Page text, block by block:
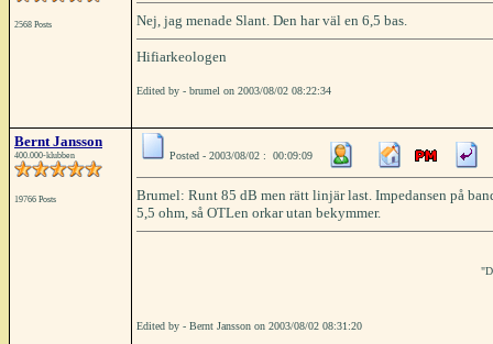
2568 Posts Nej, jag menade Slant. Den har väl en 6,5 bas.
Hifiarkeologen
Edited by - brumel on 2003/08/02 08:22:34
Bernt Jansson
400.000-klubben
19766 Posts
Posted - 2003/08/02 : 00:09:09
Brumel: Runt 85 dB men rätt linjär last. Impedansen på
5,5 ohm, så OTLen orkar utan bekymmer.
Edited by - Bernt Jansson on 2003/08/02 08:31:20